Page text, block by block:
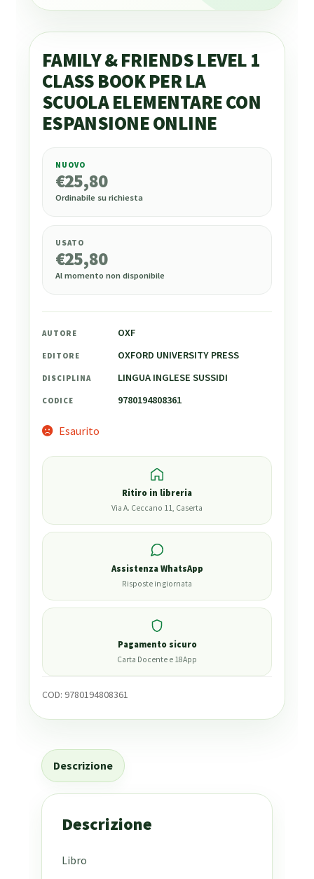
FAMILY & FRIENDS LEVEL 1
CLASS BOOK PER LA
SCUOLA ELEMENTARE CON
ESPANSIONE ONLINE
25,80
NUOVO
€25,80
Ordinabile su richiesta
USATO
€25,80
Al momento non disponibile
AUTORE OXF
EDITORE OXFORD UNIVERSITY PRESS
DISCIPLINA LINGUA INGLESE SUSSIDI
CODICE 9780194808361
Esaurito
Ritiro in libreria
Via A. Ceccano 11, Caserta
Assistenza WhatsApp
Risposte in giornata
Pagamento sicuro
Carta Docente e 18App
COD: 9780194808361
Descrizione
Descrizione
Libro